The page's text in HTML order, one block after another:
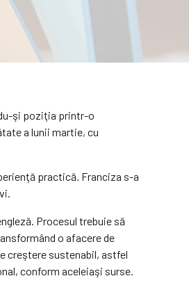
şi poziţia printr-o
a lunii martie, cu
practică. Franciza s-a
Procesul trebuie să
o afacere de
creştere sustenabil, astfel
conform aceleiaşi surse.